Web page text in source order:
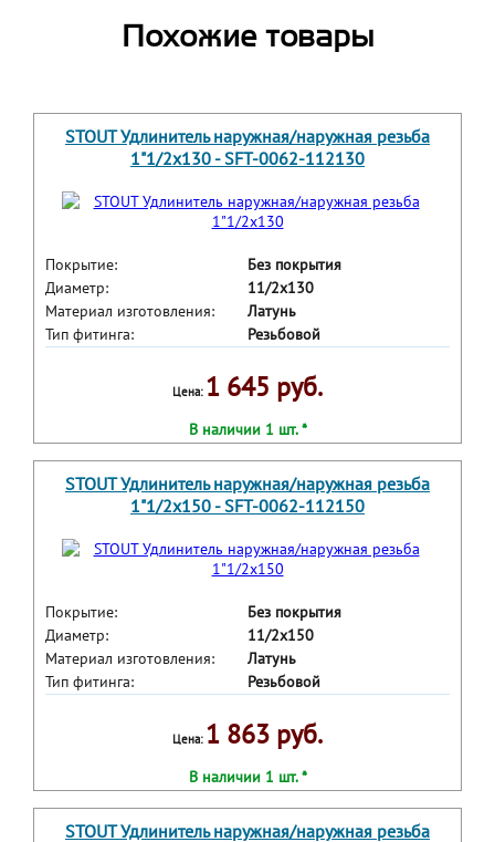
Похожие товары
STOUT Удлинитель наружная/наружная резьба
1"1/2x130 - SFT-0062-112130
Покрытие:
Без покрытия
Диаметр:
11/2x130
Материал изготовления:
Латунь
Тип фитинга:
Резьбовой
Цена: 1 645 руб.
В наличии 1 шт. *
STOUT Удлинитель наружная/наружная резьба
1"1/2x150 - SFT-0062-112150
Покрытие:
Без покрытия
Диаметр:
11/2x150
Материал изготовления:
Латунь
Тип фитинга:
Резьбовой
Цена: 1 863 руб.
В наличии 1 шт. *
STOUT Удлинитель наружная/наружная резьба